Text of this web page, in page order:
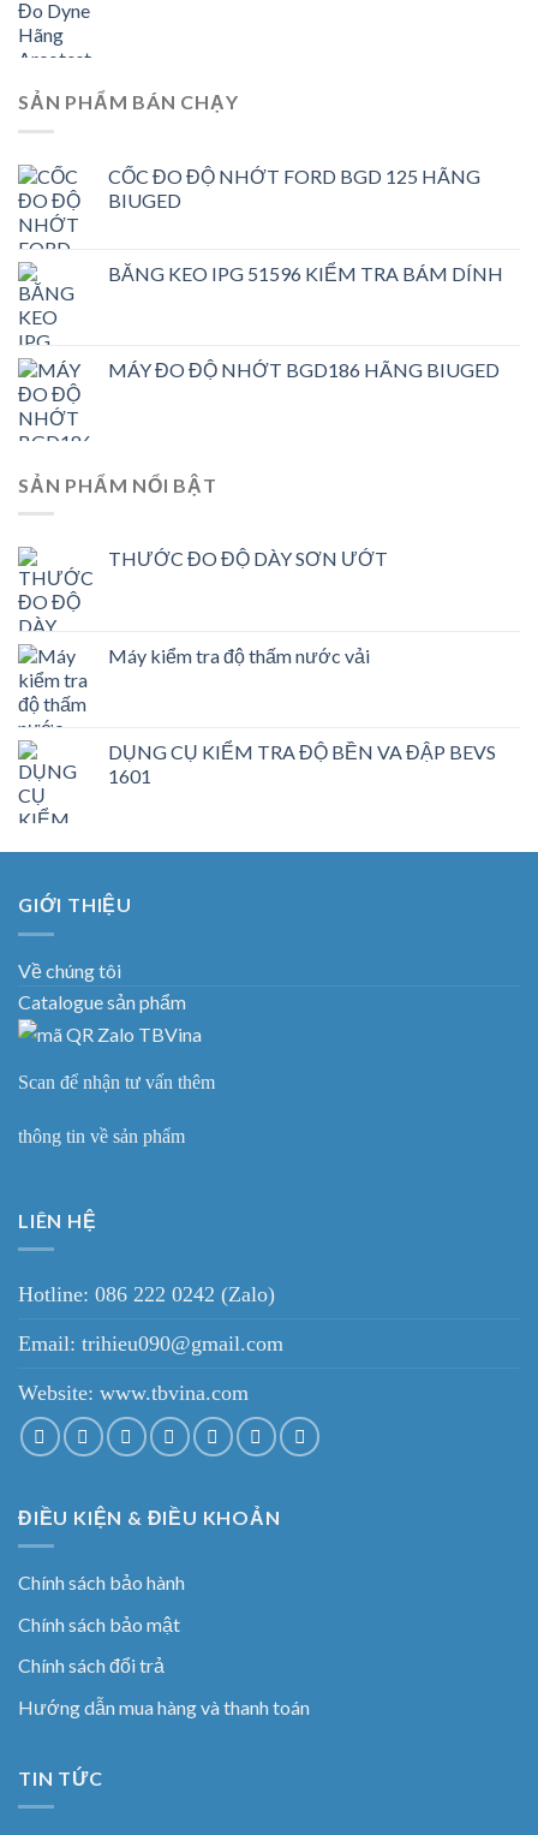
SẢN PHẨM BÁN CHẠY
CỐC ĐO ĐỘ NHỚT FORD BGD 125 HÃNG
BIUGED
BĂNG KEO IPG 51596 KIỂM TRA BÁM DÍNH
MÁY ĐO ĐỘ NHỚT BGD186 HÃNG BIUGED
SẢN PHẨM NỔI BẬT
THƯỚC ĐO ĐỘ DÀY SƠN ƯỚT
Máy kiểm tra độ thấm nước vải
DỤNG CỤ KIỂM TRA ĐỘ BỀN VA ĐẬP BEVS
1601
GIỚI THIỆU
Về chúng tôi
Catalogue sản phẩm
Scan để nhận tư vấn thêm
thông tin về sản phẩm
LIÊN HỆ
Hotline: 086 222 0242 (Zalo)
Email: trihieu090@gmail.com
Website: www.tbvina.com
ĐIỀU KIỆN & ĐIỀU KHOẢN
Chính sách bảo hành
Chính sách bảo mật
Chính sách đổi trả
Hướng dẫn mua hàng và thanh toán
TIN TỨC